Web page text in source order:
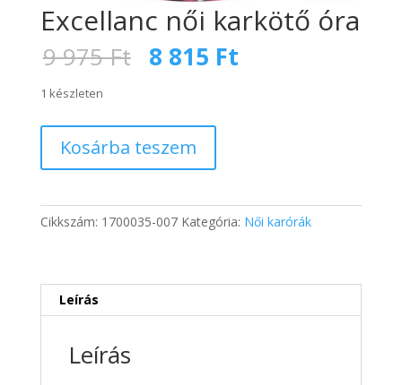
Excellanc női karkötő óra
9 975Ft Original
price
9
975 Ft.
8 815 Ft
1 készleten
karkötő
mennyiség
Kosárba teszem
Cikkszám: 1700035-007 Kategória: Női karórák
Leírás
Leírás